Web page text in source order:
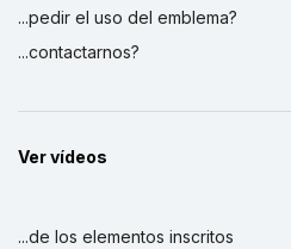
...pedir el uso del emblema?
...contactarnos?
Ver vídeos
...de los elementos inscritos